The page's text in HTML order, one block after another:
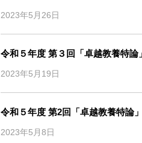
2023年5月26日
令和５年度 第３回「卓越教養特論
2023年5月19日
令和５年度 第2回「卓越教養特論
2023年5月8日